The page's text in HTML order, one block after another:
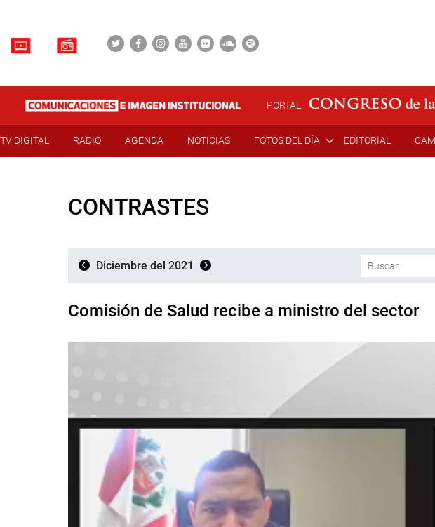
PORTAL
TV DIGITAL RADIO AGENDA NOTICIAS FOTOS DEL DÍA EDITORIAL
CONTRASTES
Diciembre del 2021
Comisión de Salud recibe a ministro del sector